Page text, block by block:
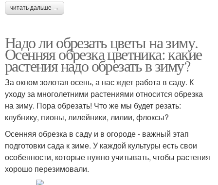
Сезонная обрезка Весенняя обрезка
Правильная обрезка Предзимний обрезка
Осенний полив Осенняя подкормка
читать дальше →
Надо ли обрезать цветы на зиму.
Осенняя обрезка цветника: какие
растения надо обрезать в зиму?
За окном золотая осень, а нас ждет работа в саду. К
уходу за многолетними растениями относится обрезка
на зиму. Пора обрезать! Что же мы будет резать:
клубнику, пионы, лилейники, лилии, флоксы?
Осенняя обрезка в саду и в огороде - важный этап
подготовки сада к зиме. У каждой культуры есть свои
особенности, которые нужно учитывать, чтобы растения
хорошо перезимовали.